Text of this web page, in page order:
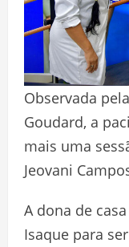
Observada
Goudard, a
mais uma
Jeovani
A dona de
Isaque para